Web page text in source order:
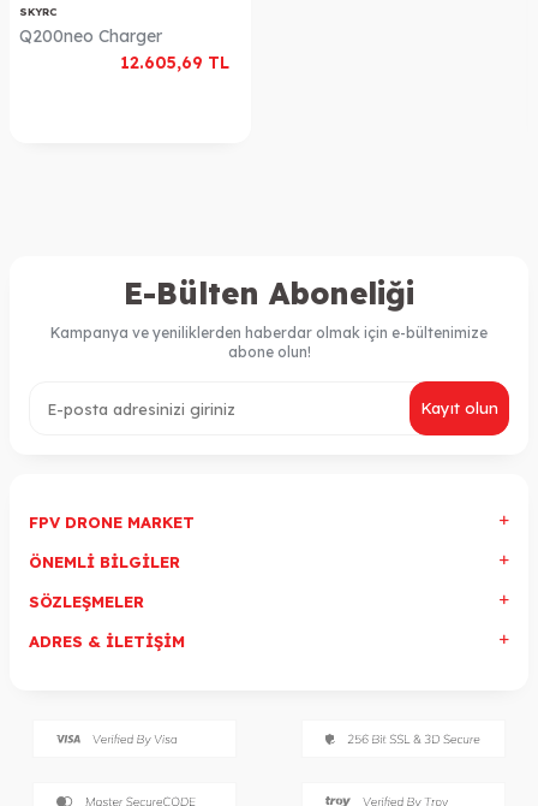
SKYRC
12.605,69 TL
Q200neo Charger
E-Bülten Aboneliği
Kampanya ve yeniliklerden haberdar olmak için e-bültenimize
abone olun!
Kayıt olun
FPV DRONE MARKET
ÖNEMLI BILGILER
SÖZLEŞMELER
ADRES & İLETIŞIM